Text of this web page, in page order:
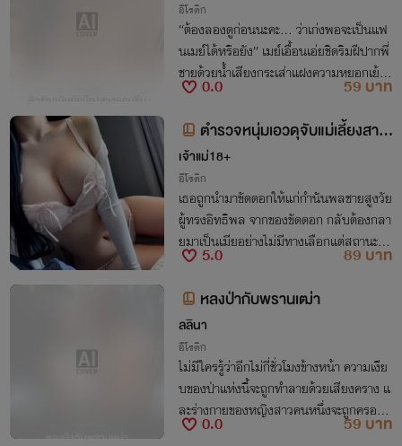
อีโรติก
“ต้องลองดูก่อนนะคะ... ว่าเก่งพอจะเป็นแฟ
นเมย์ได้หรือยัง” เมย์เอื้อนเอ่ยชิดริมฝีปากพี่
ชายด้วยน้ำเสียงกระเส่าแฝงความหยอกเย้
า“งั้นก็ตั้งใจดูให้ดีละกัน...” แทนกระซิบตอบ
เบาๆ ก่อนจะประทับริมฝีปากลงมาอีกครั้ง
0.0
59 บาท
ตำรวจหนุ่มเอวดุจับแม่เลี้ยงสาว
กระแทกจนขาสั่น (อ่านฟรี)
เจ้าแม่18+
อีโรติก
เธอถูกนำมาขัดดอกให้แก่กำนันพลชายสูงวัย
ผู้ทรงอิทธิพล จากของขัดดอก กลับต้องกลา
ยมาเป็นเมียอย่างไม่มีทางเลือกแต่สถานะให
ม่กลับสร้างความไม่พอใจให้แก่ ‘สารวัตรเสื
กทุกมุม
5.0
89 บาท
หลงป่ากับพรานเฒ่า
ลลินา
อีโรติก
ไม่มีใครรู้ว่าอีกไม่กี่ชั่วโมงข้างหน้า ความเงีย
บของป่าแห่งนี้จะถูกทำลายด้วยเสียงคราง แ
ละร่างกายของหญิงสาวคนหนึ่งจะถูกครอบค
รองซ้ำแล้วซ้ำเล่า โดยชายชราที่เงียบที่สุดใน
0.0
59 บาท